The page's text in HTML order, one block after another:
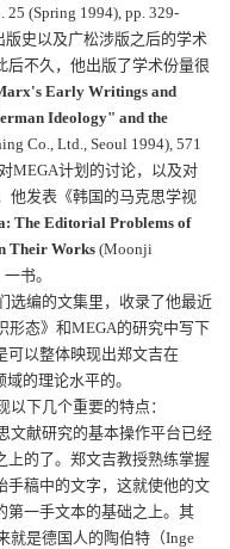
25 (Spring 1994), pp. 329-
史以及广松涉版之后的学术
后不久，他出版了学术份量很
Early Writings and
Ideology" and the
Co., Ltd., Seoul 1994), 571
MEGA计划的讨论，以及对
他发表 《韩国的马克思学视
The Editorial Problems of
Their Works (Moonji
书。
选编的文集里，收录了他最近
形态》和MEGA的研究中写下
可以整体映现出郑文吉在
的理论水平的。
下几个重要的特点：
文献研究的基本操作平台已经
上的了。郑文吉教授熟练掌握
手稿中的文字，这就使他的文
第一手文本的基础之上。其
就是德国人的陶伯特 （Inge